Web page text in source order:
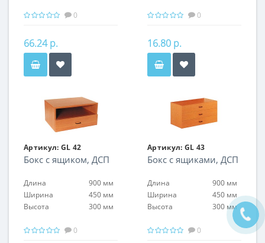
0
66.24 р.
0
16.80 р.
Артикул: GL 42
Бокс с ящиком, ДСП
Длина
900 мм
Ширина
450 мм
Высота
300 мм
0
Артикул: GL 43
Бокс с ящиками, ДСП
Длина
900 мм
Ширина
450 мм
Высота
300 мм
0